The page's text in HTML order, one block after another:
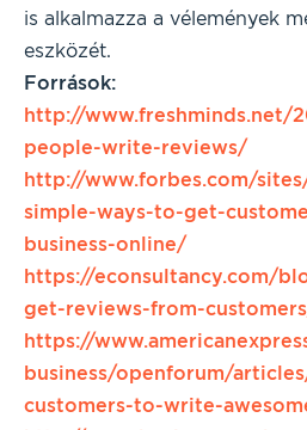
is alkalmazza a vélemények
eszközét.
Források:
http://
people-write-reviews/
http://www.forbes.com/
simple-ways-to-get-
business-online/
https://econsultancy.com/
get-reviews-from-
https://
business/openforum/
customers-to-write-